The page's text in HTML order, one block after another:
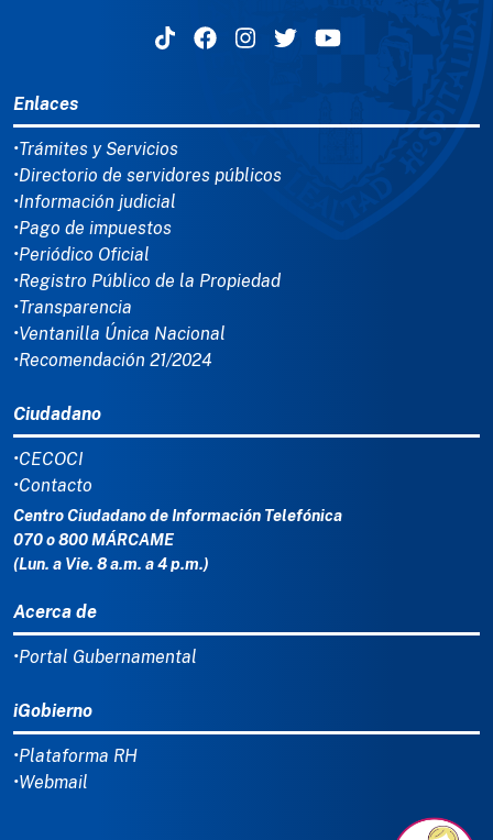
Enlaces
•Trámites y Servicios
•Directorio de servidores públicos
•Información judicial
•Pago de impuestos
•Periódico Oficial
•Registro Público de la Propiedad
•Transparencia
•Ventanilla Única Nacional
•Recomendación 21/2024
Ciudadano
•CECOCI
•Contacto
Centro Ciudadano de Información Telefónica
070 o 800 MÁRCAME
(Lun. a Vie. 8 a.m. a 4 p.m.)
Acerca de
•Portal Gubernamental
iGobierno
•Plataforma RH
•Webmail